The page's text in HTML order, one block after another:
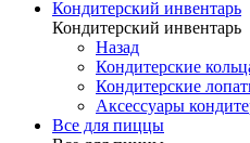
Кондитерский инвентарь
Кондитерский инвентарь
Назад
Кондитерские
Кондитерские
Аксессуары
Все для пиццы